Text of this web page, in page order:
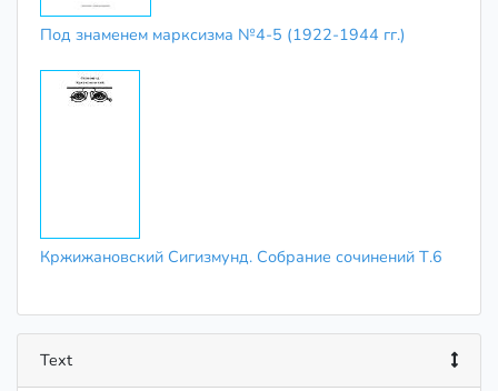
Под знаменем марксизма №4-5 (1922-1944 гг.)
Кржижановский Сигизмунд. Собрание сочинений Т.6
Text